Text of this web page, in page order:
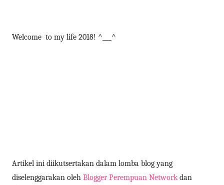
Welcome to my life 2018! ^___^
Artikel ini diikutsertakan dalam lomba blog yang
diselenggarakan oleh Blogger Perempuan Networkdan